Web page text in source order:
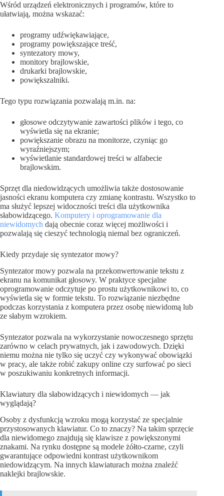
Wśród urządzeń elektronicznych i programów, które to
ułatwiają, można wskazać:
programy udźwiękawiające,
programy powiększające treść,
syntezatory mowy,
monitory brajlowskie,
drukarki brajlowskie,
powiększalniki.
Tego typu rozwiązania pozwalają m.in. na:
głosowe odczytywanie zawartości plików i tego, co
wyświetla się na ekranie;
powiększanie obrazu na monitorze, czyniąc go
wyraźniejszym;
wyświetlanie standardowej treści w alfabecie
brajlowskim.
Sprzęt dla niedowidzących umożliwia także dostosowanie
jasności ekranu komputera czy zmianę kontrastu. Wszystko to
ma służyć lepszej widoczności treści dla użytkownika
słabowidzącego. Komputery i oprogramowanie dla
niewidomych dają obecnie coraz więcej możliwości i
pozwalają się cieszyć technologią niemal bez ograniczeń.
Kiedy przydaje się syntezator mowy?
Syntezator mowy pozwala na przekonwertowanie tekstu z
ekranu na komunikat głosowy. W praktyce specjalne
oprogramowanie odczytuje po prostu użytkownikowi to, co
wyświetla się w formie tekstu. To rozwiązanie niezbędne
podczas korzystania z komputera przez osobę niewidomą lub
ze słabym wzrokiem.
Syntezator pozwala na wykorzystanie nowoczesnego sprzętu
zarówno w celach prywatnych, jak i zawodowych. Dzięki
niemu można nie tylko się uczyć czy wykonywać obowiązki
w pracy, ale także robić zakupy online czy surfować po sieci
w poszukiwaniu konkretnych informacji.
Klawiatury dla słabowidzących i niewidomych — jak
wyglądają?
Osoby z dysfunkcją wzroku mogą korzystać ze specjalnie
przystosowanych klawiatur. Co to znaczy? Na takim sprzęcie
dla niewidomego znajdują się klawisze z powiększonymi
znakami. Na rynku dostępne są modele żółto-czarne, czyli
gwarantujące odpowiedni kontrast użytkownikom
niedowidzącym. Na innych klawiaturach można znaleźć
naklejki brajlowskie.